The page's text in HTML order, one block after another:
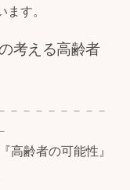
す。
考える高齢者
－－－－－－－－
高齢者の可能性』